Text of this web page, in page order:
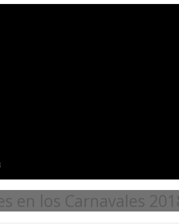
en los Carnavales